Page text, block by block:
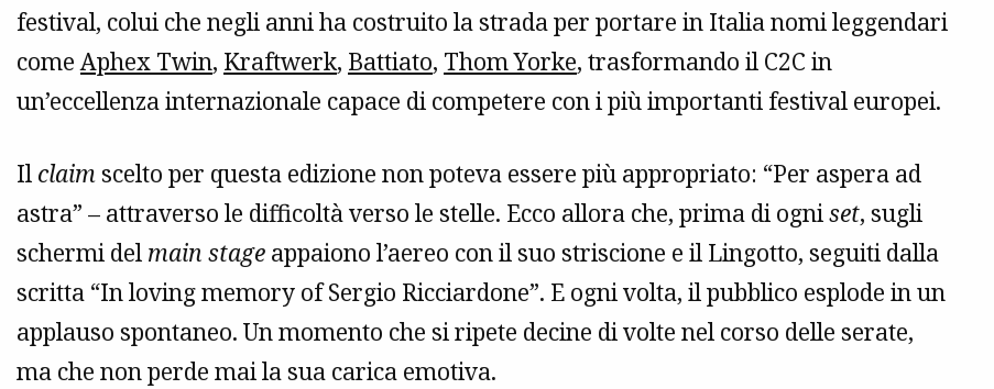
festival, colui che negli anni ha costruito la strada per portare in Italia nomi leggendari
comeAphex Twin, Kraftwerk, Battiato, Thom Yorke, trasformando il C2C in
un’eccellenza internazionale capace di competere con i più importanti festival europei.
Il claimscelto per questa edizione non poteva essere più appropriato: “Per aspera ad
astra” – attraverso le difficoltà verso le stelle. Ecco allora che, prima di ogniset, sugli
schermi del main stage appaiono l’aereo con il suo striscione e il Lingotto, seguiti dalla
scritta “In loving memory of Sergio Ricciardone”. E ogni volta, il pubblico esplode in un
applauso spontaneo. Un momento che si ripete decine di volte nel corso delle serate,
ma che non perde mai la sua carica emotiva.